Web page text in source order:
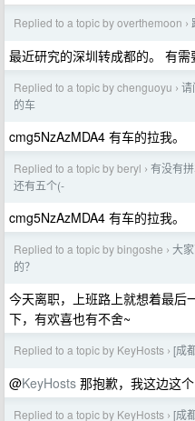
Replied to a topic by overthemoon ›
最近研究的深圳转成都的。 有
Replied to a topic by chenguoyu › 请
的车
cmg5NzAzMDA4 有车的拉我。
Replied to a topic by beryl › 有没有
还有五个(-
cmg5NzAzMDA4 有车的拉我。
Replied to a topic by bingoshe › 大
的？
今天离职，上班路上就想着最后
下，有欢喜也有不舍~
Replied to a topic by KeyHosts › [成
@KeyHosts 那抱歉，我这边这
Replied to a topic by KeyHosts › [成